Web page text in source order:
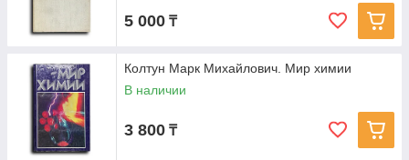
5 000 ₸
Колтун Марк Михайлович. Мир химии
В наличии
3 800 ₸